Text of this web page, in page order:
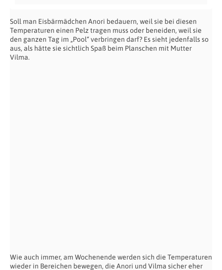
Soll man Eisbärmädchen Anori bedauern, weil sie bei diesen
Temperaturen einen Pelz tragen muss oder beneiden, weil sie
den ganzen Tag im „Pool“ verbringen darf? Es sieht jedenfalls so
aus, als hätte sie sichtlich Spaß beim Planschen mit Mutter
Vilma.
Wie auch immer, am Wochenende werden sich die Temperaturen
wieder in Bereichen bewegen, die Anori und Vilma sicher eher